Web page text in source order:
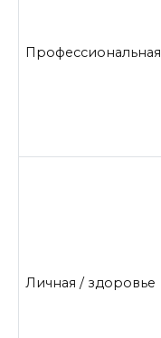
Профессиональная
Личная / здоровье